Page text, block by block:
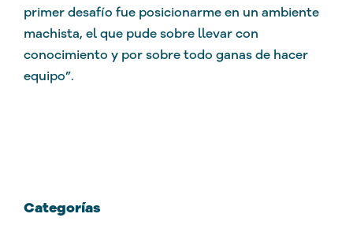
primer desafío fue posicionarme en un ambiente
machista, el que pude sobre llevar con
conocimiento y por sobre todo ganas de hacer
equipo”.
Categorías